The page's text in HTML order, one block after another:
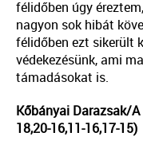
félidőben úgy
nagyon sok hibát
félidőben ezt sikerült
védekezésünk, ami
támadásokat is.
Kőbányai Darazsak/
18,20-16,11-16,17-15)